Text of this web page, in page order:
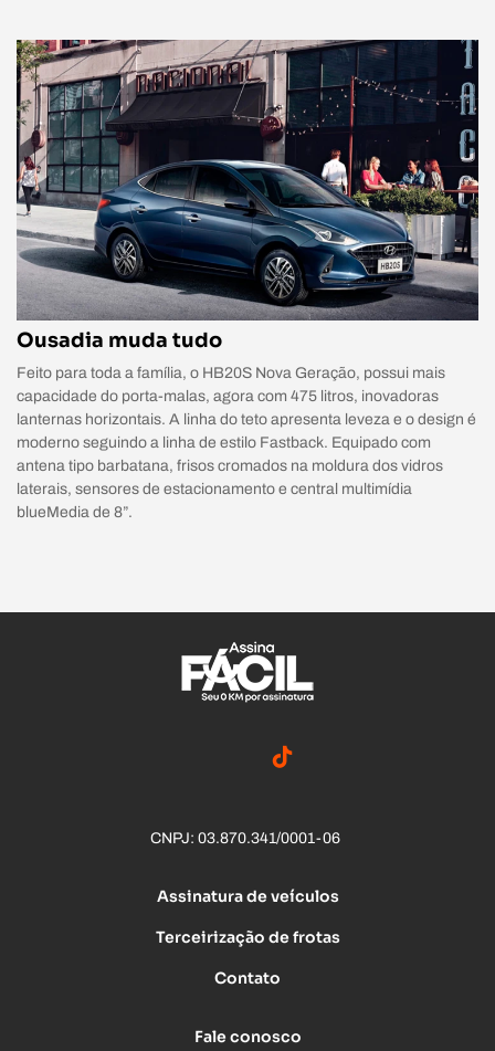
Ousadia muda tudo
Feito para toda a família, o HB20S Nova Geração, possui mais
capacidade do porta-malas, agora com 475 litros, inovadoras
lanternas horizontais. A linha do teto apresenta leveza e o design é
moderno seguindo a linha de estilo Fastback. Equipado com
antena tipo barbatana, frisos cromados na moldura dos vidros
laterais, sensores de estacionamento e central multimídia
blueMedia de 8”.
CNPJ: 03.870.341/0001-06
Assinatura de veículos
Terceirização de frotas
Contato
Fale conosco